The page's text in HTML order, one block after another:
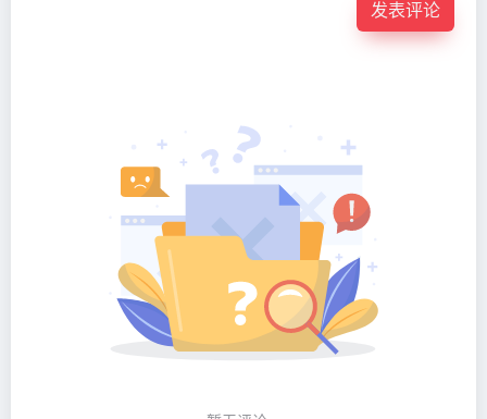
发表评论